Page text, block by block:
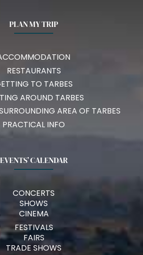
PLAN MY TRIP
RESTAURANTS
TO TARBES
AROUND TARBES
AREA OF TARBES
PRACTICAL INFO
EVENTS’ CALENDAR
CONCERTS
SHOWS
CINEMA
FESTIVALS
FAIRS
TRADE SHOWS